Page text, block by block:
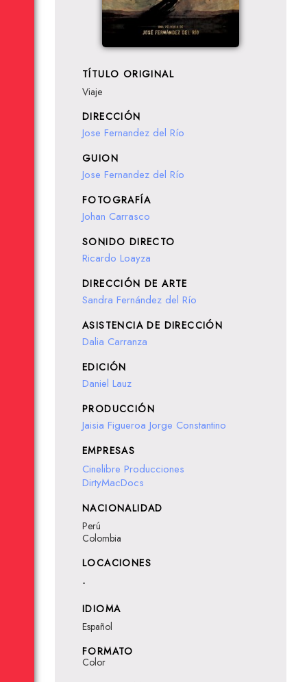
TÍTULO ORIGINAL
Viaje
DIRECCIÓN
Jose Fernandez del Río
GUION
Jose Fernandez del Río
FOTOGRAFÍA
Johan Carrasco
SONIDO DIRECTO
Ricardo Loayza
DIRECCIÓN DE ARTE
Sandra Fernández del Río
ASISTENCIA DE DIRECCIÓN
Dalia Carranza
EDICIÓN
Daniel Lauz
PRODUCCIÓN
Jaisia Figueroa Jorge Constantino
EMPRESAS
Cinelibre Producciones
DirtyMacDocs
NACIONALIDAD
Perú
Colombia
LOCACIONES
-
IDIOMA
Español
FORMATO
Color